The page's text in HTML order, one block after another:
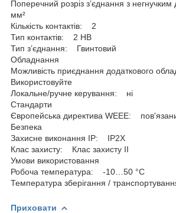
Поперечний розріз з’єднання з
мм²
Кількість контактів: 2
Тип контактів: 2 НВ
Тип з’єднання: Гвинтовий
Обладнання
Можливість приєднання додаткового
Використовуйте
Локальне/ручне керування: ні
Стандарти
Європейська директива WEEE:
Безпека
Захисне виконання ІР: IP2X
Клас захисту: Клас захисту IІ
Умови використовання
Робоча температура: -10…50 °C
Температура зберігання /
Приховати